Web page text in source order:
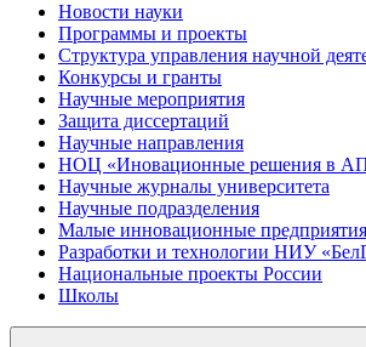
Новости науки
Программы и проекты
Структура управления научной
Конкурсы и гранты
Научные мероприятия
Защита диссертаций
Научные направления
НОЦ «Иновационные решения в
Научные журналы университета
Научные подразделения
Малые инновационные
Разработки и технологии НИУ
Национальные проекты России
Школы